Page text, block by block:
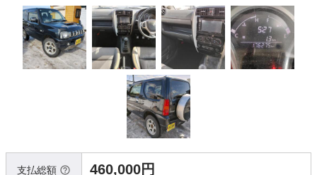
支払総額 460,000円